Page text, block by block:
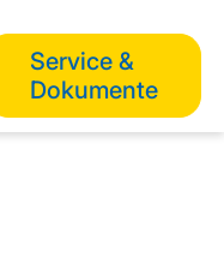
Service &
Dokumente